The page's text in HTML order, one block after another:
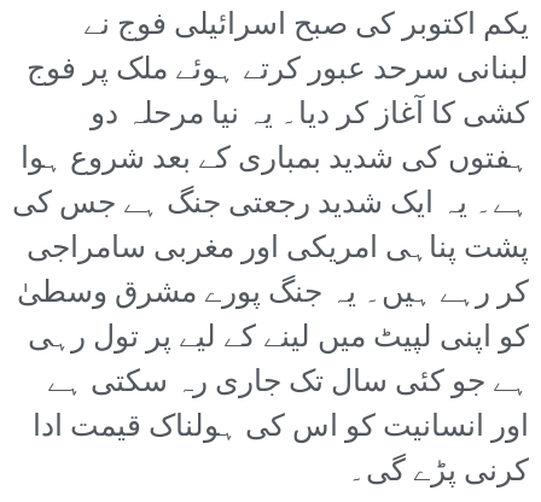
یکم اکتوبر کی صبح اسرائیلی فوج نے
لبنانی سرحد عبور کرتے ہوئے ملک پر فوج
کشی کا آغاز کر دیا۔ یہ نیا مرحلہ دو
ہفتوں کی شدید بمباری کے بعد شروع ہوا
ہے۔ یہ ایک شدید رجعتی جنگ ہے جس کی
پشت پناہی امریکی اور مغربی سامراجی
کر رہے ہیں۔ یہ جنگ پورے مشرق وسطیٰ
کو اپنی لپیٹ میں لینے کے لیے پر تول رہی
ہے جو کئی سال تک جاری رہ سکتی ہے
اور انسانیت کو اس کی ہولناک قیمت ادا
کرنی پڑے گی۔